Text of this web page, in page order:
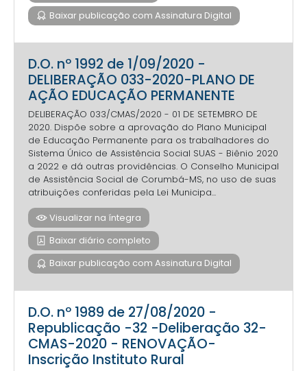
Baixar publicação com Assinatura Digital
D.O. nº 1992 de 1/09/2020 -
DELIBERAÇÃO 033-2020-PLANO DE
AÇÃO EDUCAÇÃO PERMANENTE
DELIBERAÇÃO 033/CMAS/2020 - 01 DE SETEMBRO DE
2020. Dispõe sobre a aprovação do Plano Municipal
de Educação Permanente para os trabalhadores do
Sistema Único de Assistência Social SUAS - Biênio 2020
a 2022 e dá outras providências. O Conselho Municipal
de Assistência Social de Corumbá-MS, no uso de suas
atribuições conferidas pela Lei Municipa...
Visualizar na íntegra
Baixar diário completo
Baixar publicação com Assinatura Digital
D.O. nº 1989 de 27/08/2020 -
Republicação -32 -Deliberação 32-
CMAS-2020 - RENOVAÇÃO-
Inscrição Instituto Rural